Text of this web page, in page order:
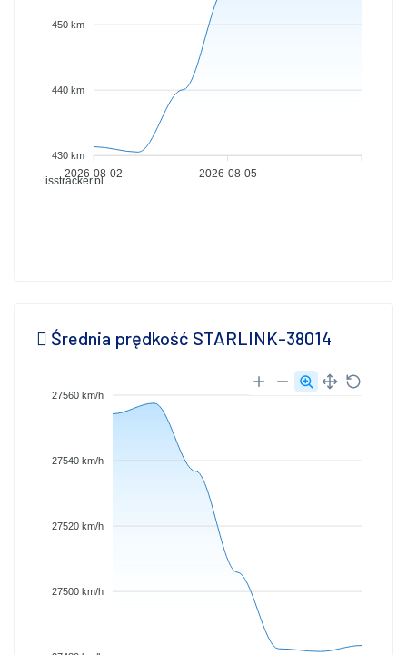
isstracker.pl
450 km
440 km
430 km
2026-08-02 2026-08-05
Średnia prędkość STARLINK-38014
27560 km/h
27540 km/h
27520 km/h
27500 km/h